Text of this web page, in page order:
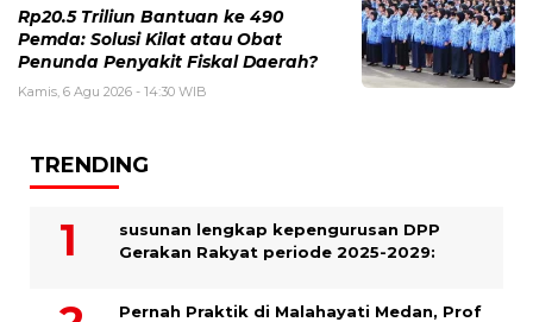
Rp20.5 Triliun Bantuan ke 490
Pemda: Solusi Kilat atau Obat
Penunda Penyakit Fiskal Daerah?
Kamis, 6 Agu 2026 - 14:30 WIB
TRENDING
susunan lengkap kepengurusan DPP
Gerakan Rakyat periode 2025-2029:
Pernah Praktik di Malahayati Medan, Prof